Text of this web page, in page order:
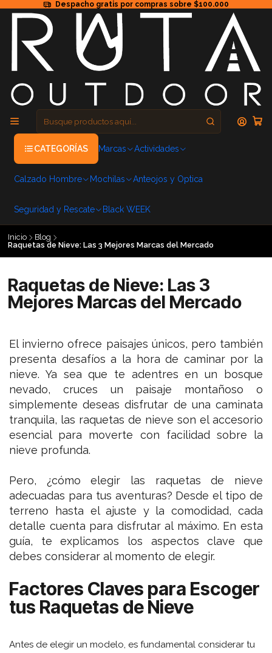
Despacho gratis por compras sobre $100.000
CATEGORÍAS Marcas Actividades
Calzado Hombre Mochilas Anteojos y Optica
Seguridad y Rescate Black WEEK
Inicio
Blog
Raquetas de Nieve: Las 3 Mejores Marcas del Mercado
Raquetas de Nieve: Las 3
Mejores Marcas del Mercado
El invierno ofrece paisajes únicos, pero también
presenta desafíos a la hora de caminar por la
nieve. Ya sea que te adentres en un bosque
nevado, cruces un paisaje montañoso o
simplemente deseas disfrutar de una caminata
tranquila, las raquetas de nieve son el accesorio
esencial para moverte con facilidad sobre la
nieve profunda.
Pero, ¿cómo elegir las raquetas de nieve
adecuadas para tus aventuras? Desde el tipo de
terreno hasta el ajuste y la comodidad, cada
detalle cuenta para disfrutar al máximo. En esta
guía, te explicamos los aspectos clave que
debes considerar al momento de elegir.
Factores Claves para Escoger
tus Raquetas de Nieve
Antes de elegir un modelo, es fundamental considerar tu